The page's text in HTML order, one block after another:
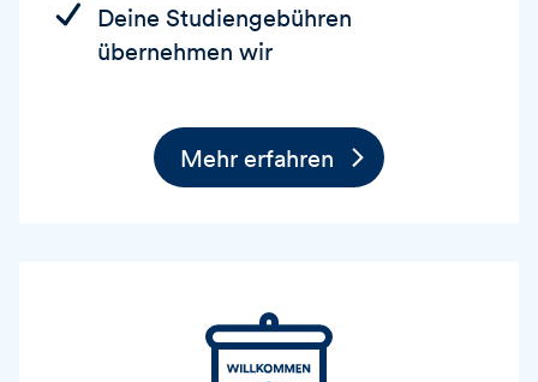
Deine Studiengebühren
übernehmen wir
Mehr erfahren